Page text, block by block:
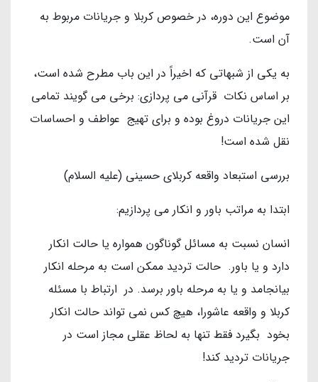
موضوع این دوره، در خصوص کربلا و جریانات مربوط به
آن است.
به یکی از شبهاتی که اخیراً در این باب مطرح شده است،
بر اساس نکات قرآنی می پردازی: برخی می گویند تمامی
این جریانات دروغ بوده و برای تهیج عواطف و احساسات
نقل شده است!
بررسی استبعاد واقعه کربلای حسینی (علیه السلام)
ابتدا به مراتب باور و انکار می پردازیم:
انسان نسبت به مسائل گوناگون همواره یا حالت انکار
دارد و یا باور. حالت تردید ممکن است به مرحله انکار
بیانجامد و یا به مرحله باور برسد. در ارتباط با مسئله
کربلا و واقعه عاشورا، هیچ کس نمی تواند حالت انکار
بخود بگیرد فقط تنها به لحاظ عقلی مجاز است در
جریانات تردید کند!